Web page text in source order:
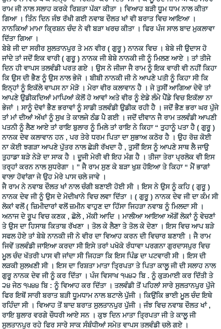
ਰਾਮ ਜੀ ਨਾਲ ਸਲਾਹ ਕਰਕੇ ਰਿਸ਼ਤਾ ਪੱਕਾ ਕੀਤਾ । ਵਿਆਹ ਬੜੀ ਧੂਮ ਧਾਮ ਨਾਲ ਕੀਤਾ
ਗਿਆ । ਤਿੰਨ ਦਿਨ ਜੰਝ ਰੱਖੀ ਗਈ ਨਵਾਬ ਦੌਲਤ ਖਾਂ ਵੀ ਬਰਾਤ ਵਿਚ ਆਇਆ ।
ਨਾਨਕਿਆਂ ਮਾਮਾ ਕ੍ਰਿਸ਼ਨ ਚੰਦ ਨੇ ਵੀ ਬੜਾ ਖਰਚ ਕੀਤਾ । ਫਿਰ ਪੰਜ ਸਾਲ ਬਾਦ ਮੁਕਲਾਵਾ
ਦਿੱਤਾ ਗਿਆ ।
ਬੇਬੇ ਜੀ ਦਾ ਸਰੀਰ ਸੁਲਤਾਨਪੁਰ ਤੇ ਮਨ ਵੀਰ ( ਗੁਰੂ ) ਨਾਨਕ ਵਿਚ । ਬੇਬੇ ਜੀ ਉਦਾਸ ਹੋ
ਜਾਂਦੇ ਤਾਂ ਜਦੋਂ ਇਕ ਵਾਰੀ ( ਗੁਰੂ ) ਨਾਨਕ ਜੀ ਬੇਬੇ ਨਾਨਕੀ ਜੀ ਨੂੰ ਮਿਲਣ ਆਏ । ਤਾਂ ਤੀਜੇ
ਦਿਨ ਹੀ ਵਾਪਸ ਤਲਵੰਡੀ ਪਰਤ ਗਏ । ਉਸ ਨੇ ਜੀਜਾ ਜੈ ਰਾਮ ਨੂੰ ਇਕ ਵਾਰੀ ਵੀ ਨਹੀਂ ਕਿਹਾ
ਕਿ ਉਸ ਦੀ ਭੈਣ ਨੂੰ ਉਸ ਨਾਲ ਭੇਜੋ । ਬੀਬੀ ਨਾਨਕੀ ਜੀ ਨੇ ਆਪਣੇ ਪਤੀ ਨੂੰ ਕਿਹਾ ਸੀ ਕਿ
ਇਨ੍ਹਾਂ ਨੂੰ ਇਕੱਲੇ ਵਾਪਸ ਨਾ ਮੋੜੋ । ਮੇਰਾ ਵੀਰ ਕਲਾਵਾਨ ਹੈ । ਜੇ ਤੁਸੀਂ ਆਗਿਆ ਦੇਵੋ ਤਾਂ
ਆਪਣੇ ਉਡੀਕਦਿਆਂ ਮਾਪਿਆਂ ਕੋਲੋਂ ਹੋ ਆਵਾਂ ਅਤੇ ਵੀਰ ਨੂੰ ਏਡੇ ਲੰਮੇ ਪੈਂਡੇ ਵਿਚ ਇਕੱਲਾ ਨਾ
ਭੇਜਾਂ । ਸਾਨੂੰ ਦੋਵਾਂ ਭੈਣ ਭਰਾਵਾਂ ਨੂੰ ਸਾਡੀ ਤਲਵੰਡੀ ਉਡੀਕ ਰਹੀ ਹੈ । ਜਦੋਂ ਭੈਣ ਭਰਾ ਘਰ ਪੁੱਜੇ
ਤਾਂ ਮਾਂ ਦੀਆਂ ਅੱਖਾਂ ਨੂੰ ਸੁਖ ਤੇ ਕਾਲਜੇ ਠੰਡ ਪੈ ਗਈ । ਜਦੋਂ ਦੀਵਾਨ ਜੈ ਰਾਮ ਤਲਵੰਡੀ ਆਪਣੀ
ਪਤਨੀ ਨੂੰ ਲੈਣ ਆਏ ਤਾਂ ਰਾਇ ਬੁਲਾਰ ਨੂੰ ਮਿਲੇ ਤਾਂ ਰਾਇ ਨੇ ਕਿਹਾ “ ਤੁਹਾਨੂੰ ਪਤਾ ਹੈ ( ਗੁਰੂ )
ਨਾਨਕ ਦੇਵ ਕਲਾਵਾਨ ਹਨ , ਪਰ ਤੇਰੇ ਧਰਮ ਪਿਤਾ ਦਾ ਸੁਭਾਅ ਕਠੋਰ ਹੈ । ਉਹ ਰੋਜ਼ ਕੋਈ
ਨਾ ਕੋਈ ਝਗੜਾ ਆਪਣੇ ਪੁੱਤਰ ਨਾਲ ਛੇੜੀ ਰੱਖਦਾ ਹੈ , ਤੁਸੀਂ ਇਸ ਨੂੰ ਆਪਣੇ ਸਾਥ ਲੈ ਜਾਉ
ਤੁਹਾਡਾ ਬੜੇ ਨੇੜੇ ਦਾ ਸਾਕ ਹੈ । ਦੂਜੀ ਮੇਰੀ ਵੀ ਇਹ ਮੰਗ ਹੈ । ਤੀਜਾ ਤੇਰਾ ਪ੍ਰਲੋਕ ਵੀ ਇਸ
ਤਰ੍ਹਾਂ ਕਰਨ ਨਾਲ ਸੁਧਰੇਗਾ । ” ਜੈ ਰਾਮ ਸੁਣ ਕੇ ਬੜਾ ਖੁਸ਼ ਹੋਇਆ ਤੇ ਕਿਹਾ “ ਮੈਂ ਭਾਗਾਂ
ਵਾਲਾ ਹੋਵਾਂਗਾ ਜੇ ਉਹ ਮੇਰੇ ਪਾਸ ਚਲੇ ਜਾਵੇ ।
ਜੈ ਰਾਮ ਨੇ ਨਵਾਬ ਦੌਲਤ ਖਾਂ ਨਾਲ ਚੰਗੀ ਬਣਾਈ ਹੋਈ ਸੀ । ਇਸ ਨੇ ਉਸ ਨੂੰ ਕਹਿ ( ਗੁਰੂ )
ਨਾਨਕ ਦੇਵ ਜੀ ਨੂੰ ਉਸ ਦੇ ਮੋਦੀਖਾਨੇ ਵਿਚ ਲਵਾ ਦਿੱਤਾ । ( ਗੁਰੂ ) ਨਾਨਕ ਦੇਵ ਜੀ ਦਾ ਕੰਮ ਸੀ
ਲੋਕਾਂ ਵਲੋਂ ( ਜ਼ਿਮੀਦਾਰਾਂ ਵਲੋਂ ਜ਼ਮੀਨ ਵਾਹੁਣ ਦਾ ਹਿੱਸਾ ਜਿਹੜਾ ਨਵਾਬ ਨੂੰ ਮਿਲਦਾ ਸੀ ।
ਅਨਾਜ ਦੇ ਰੂਪ ਵਿਚ ਕਣਕ , ਛੋਲੇ , ਮੱਕੀ ਆਦਿ । ਮਾਲੀਆ ਆਇਆ ਅੱਗੋਂ ਲੋਕਾਂ ਨੂੰ ਵੇਚਣਾਂ
ਤੇ ਉਸ ਦਾ ਹਿਸਾਬ ਕਿਤਾਬ ਰੱਖਣਾ । ਤੋਲ ਕੇ ਲੈਣਾ ਤੇ ਤੋਲ ਕੇ ਦੇਣਾ । ਇਸ ਵਿਚ ਆਪ ਬੜੇ
ਸਫਲ ਹੋਏ ਤਾਂ ਬੇਬੇ ਨਾਨਕੀ ਜੀ ਨੇ ਵੀਰ ਦਾ ਵਿਆਹ ਕਰਨ ਦੀ ਵਿਚਾਰ ਬਣਾਈ । ਜੈ ਰਾਮ
ਜਿਵੇਂ ਤਲਵੰਡੀ ਜਾਇਆ ਕਰਦਾ ਸੀ ਇਸੇ ਤਰਾਂ ਪਖੋਕੇ ਰੰਧਾਵਾ ਪਰਗਨਾ ਗੁਰਦਾਸਪੁਰ ਵਿਚ
ਮੂਲ ਚੰਦ ਖੱਤਰੀ ਪਾਸ ਵੀ ਜਾਂਦਾ ਸੀ ਜਿਹੜਾ ਕਿ ਇਸ ਪਿੰਡ ਦਾ ਪਟਵਾਰੀ ਸੀ । ਇਸ ਦੀ
ਲੜਕੀ ਸੁਲਖਣੀ ਸੀ । ਇਸ ਦਾ ਰਿਸ਼ਤਾ ਮਾਤਾ ਤ੍ਰਿਪਤਾ ਤੇ ਪਿਤਾ ਕਾਲੂ ਜੀ ਦੀ ਸਲਾਹ ਨਾਲ
ਗੁਰੂ ਨਾਨਕ ਦੇਵ ਜੀ ਨੂੰ ਕਰ ਦਿੱਤਾ । ਪੰਜ ਵਿਸਾਖ ੧੫੪੨ ਬਿ . ਨੂੰ ਕੁੜਮਾਈ ਕਰ ਦਿੱਤੀ ਤੇ
੨੪ ਜੇਠ ੧੫੪੪ ਬਿ : ਨੂੰ ਵਿਆਹ ਕਰ ਦਿੱਤਾ । ਤਲਵੰਡੀ ਤੋਂ ਪਹਿਲਾਂ ਸਾਰੇ ਸੁਲਤਾਨਪੁਰ ਪੁੱਜੇ
ਫਿਰ ਇਥੋਂ ਸਾਰੀ ਬਰਾਤ ਬੜੀ ਧੂਮਧਾਮ ਨਾਲ ਬਟਾਲੇ ਪੁੱਜੀ । ਕਿਉਂਕਿ ਭਾਈ ਮੂਲ ਚੰਦ ਇਥੇ
ਰਹਿੰਦਾ ਸੀ । ਵਿਆਹ ਤੋਂ ਬਾਦ ਬਰਾਤ ਸੁਲਤਾਨਪੁਰ ਪੁੱਜੀ । ਜੰਝ ਵਿਚ ਨਵਾਬ ਦੌਲਤ ਖਾਂ ,
ਰਾਇ ਬੁਲਾਰ ਵਰਗੇ ਚੌਧਰੀ ਆਏ ਸਨ । ਕੁਝ ਦਿਨ ਮਾਤਾ ਤ੍ਰਿਪਤਾ ਜੀ ਤੇ ਕਾਲੂ ਜੀ
ਸੁਲਤਾਨਪੁਰ ਰਹੇ ਫਿਰ ਸਾਰੇ ਸਾਕ ਸੰਬੰਧੀਆਂ ਸਮੇਤ ਵਾਪਸ ਤਲਵੰਡੀ ਚਲੇ ਗਏ ।